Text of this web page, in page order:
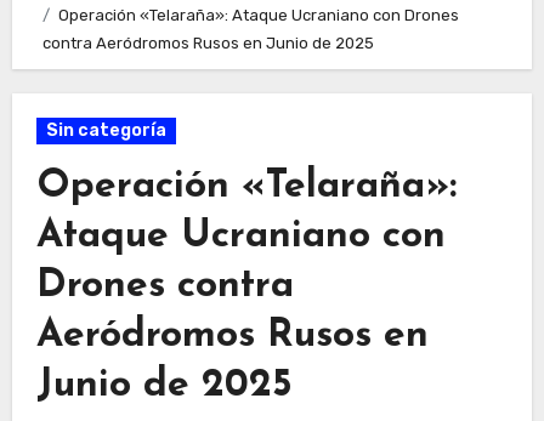
Operación «Telaraña»: Ataque Ucraniano con Drones
contra Aeródromos Rusos en Junio de 2025
Sin categoría
Operación «Telaraña»:
Ataque Ucraniano con
Drones contra
Aeródromos Rusos en
Junio de 2025